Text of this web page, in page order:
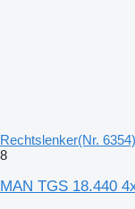
Rechtslenker(Nr.
8
MAN TGS 18.440